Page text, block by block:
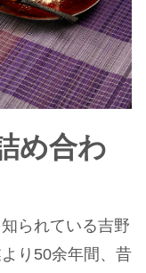
め合わ
られている吉野
り50余年間、昔